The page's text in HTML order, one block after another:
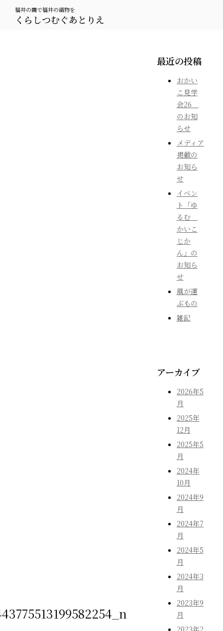
福井の繭で福井の織物を
くらしつむぐあとりえ
最近の投稿
おかい
こ見学
会26
のお知
らせ
メディア
掲載の
お知ら
せ
イベン
ト「ゆ
るむ
かいこ
じか
ん」の
お知ら
せ
風が運
ぶもの
雑記
アーカイブ
2026年5
月
2025年
12月
2025年5
月
2024年
10月
2024年9
月
2024年7
月
2024年5
月
2024年3
月
2023年9
月
2023年2